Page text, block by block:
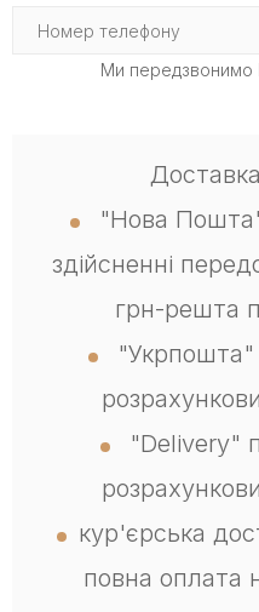
Ми передзвонимо
"Нова
здійсненні
грн-решта
"Укрпошта"
"Delivery"
кур'єрська
повна оплата